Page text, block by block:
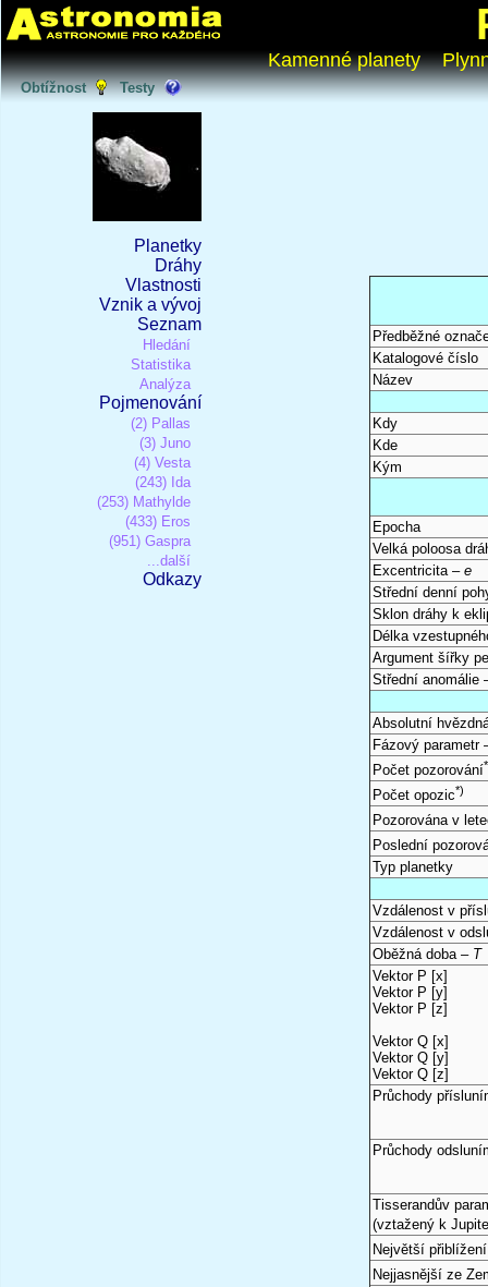
Kamenné planety
Obtížnost Testy
Planetky
Dráhy
Vlastnosti
Vznik a vývoj
Seznam
Hledání
Statistika
Analýza
Pojmenování
(2) Pallas
(3) Juno
(4) Vesta
(243) Ida
(253) Mathylde
(433) Eros
(951) Gaspra
...další
Odkazy
Předběžné
Katalogové číslo
Název
Kdy
Kde
Kým
Epocha
Velká poloosa
Excentricita –e
Střední denní
Sklon dráhy k
Délka
Argument šířky
Střední anomálie
Absolutní
Fázový parametr
Počet pozorování
Počet opozic*)
Pozorována v
Poslední
Typ planetky
Vzdálenost v
Vzdálenost v
Oběžná doba – T
Vektor P [x]
Vektor P [y]
Vektor P [z]
Vektor Q [x]
Vektor Q [y]
Vektor Q [z]
Průchody
Průchody
Tisserandův
(vztažený k
Největší
Nejjasnější ze